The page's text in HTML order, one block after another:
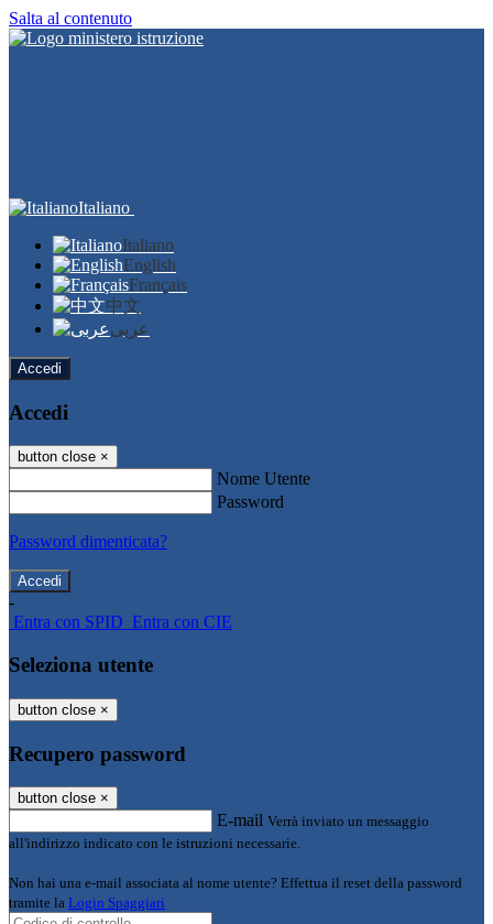
Salta al contenuto
Italiano
Italiano
English
Français
中文
عربى
Accedi
Accedi
button close ×
Nome Utente
Password
Password dimenticata?
-
Entra con SPID Entra con CIE
Seleziona utente
button close ×
Recupero password
button close ×
E-mail Verrà inviato un messaggio
all'indirizzo indicato con le istruzioni necessarie.
Non hai una e-mail associata al nome utente? Effettua il reset della password
tramite la Login Spaggiari